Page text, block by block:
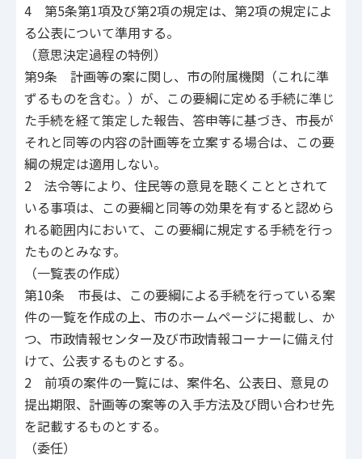
4 第5条第1項及び第2項の規定は、第2項の規定によ
る公表について準用する。
（意思決定過程の特例）
第9条 計画等の案に関し、市の附属機関（これに準
ずるものを含む。）が、この要綱に定める手続に準じ
た手続を経て策定した報告、答申等に基づき、市長が
それと同等の内容の計画等を立案する場合は、この要
綱の規定は適用しない。
2 法令等により、住民等の意見を聴くこととされて
いる事項は、この要綱と同等の効果を有すると認めら
れる範囲内において、この要綱に規定する手続を行っ
たものとみなす。
（一覧表の作成）
第10条 市長は、この要綱による手続を行っている案
件の一覧を作成の上、市のホームページに掲載し、か
つ、市政情報センター及び市政情報コーナーに備え付
けて、公表するものとする。
2 前項の案件の一覧には、案件名、公表日、意見の
提出期限、計画等の案等の入手方法及び問い合わせ先
を記載するものとする。
（委任）